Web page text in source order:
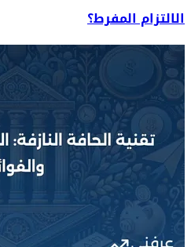
الالتزام المفرط؟